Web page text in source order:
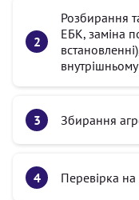
Розбирання
ЕБК, заміна
Збирання
Перевірка на